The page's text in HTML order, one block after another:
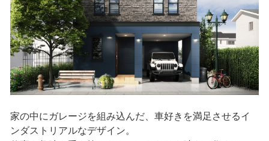
家の中にガレージを組み込んだ、車好きを満足させるイ
ンダストリアルなデザイン。